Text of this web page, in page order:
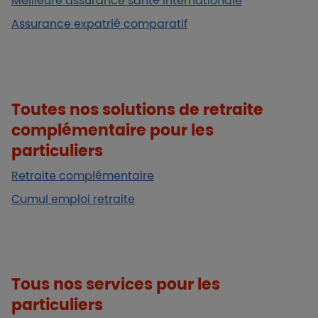
Assurance expatrié comparatif
Toutes nos solutions de retraite
complémentaire pour les
particuliers
Retraite complémentaire
Cumul emploi retraite
Tous nos services pour les
particuliers